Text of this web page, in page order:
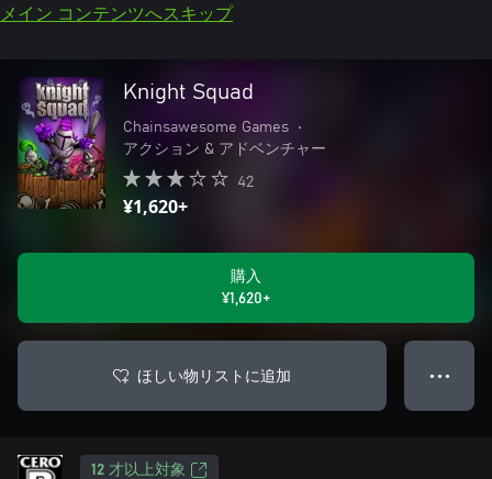
メイン コンテンツへスキップ
Knight Squad
Chainsawesome Games
•
アクション & アドベンチャー
42
¥1,620+
購入
¥1,620+
ほしい物リストに追加 ● ● ●
12 才以上対象